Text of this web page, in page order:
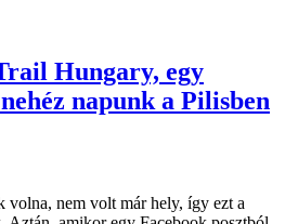
Hungary, egy
napunk a Pilisben
volna, nem volt már hely, így ezt a